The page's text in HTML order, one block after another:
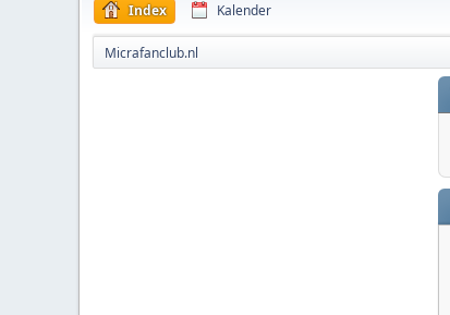
Index Kalender
Micrafanclub.nl